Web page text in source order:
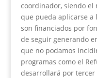
coordinador, siendo el
que pueda aplicarse a
son financiados por
de seguir generando
que no podamos
programas como el
desarrollará por tercer